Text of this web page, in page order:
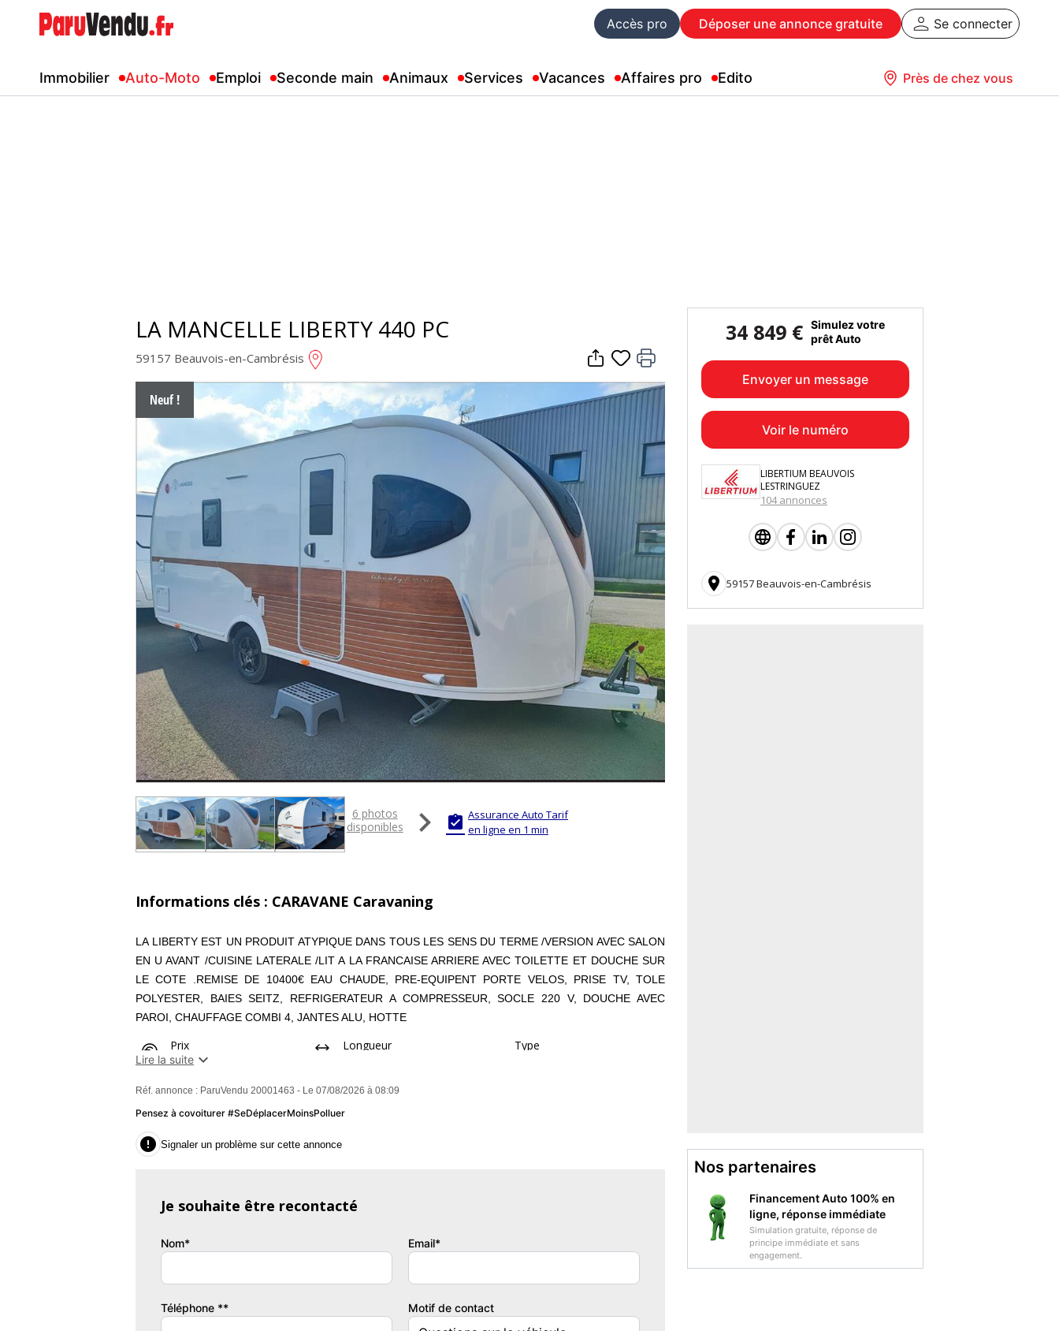
Accès pro Déposer une annonce gratuite Se connecter
Immobilier Auto-Moto Emploi Seconde main Animaux Services Vacances Affaires pro Edito Près de chez vous
LA MANCELLE LIBERTY 440 PC
59157 Beauvois-en-Cambrésis
Neuf !
6 photos
disponibles
  Assurance Auto Tarif
en ligne en 1 min
Informations clés : CARAVANE Caravaning
LA LIBERTY EST UN PRODUIT ATYPIQUE DANS TOUS LES SENS DU TERME /VERSION AVEC SALON
EN U AVANT /CUISINE LATERALE /LIT A LA FRANCAISE ARRIERE AVEC TOILETTE ET DOUCHE SUR
LE COTE .REMISE DE 10400€ EAU CHAUDE, PRE-EQUIPENT PORTE VELOS, PRISE TV, TOLE
POLYESTER, BAIES SEITZ, REFRIGERATEUR A COMPRESSEUR, SOCLE 220 V, DOUCHE AVEC
PAROI, CHAUFFAGE COMBI 4, JANTES ALU, HOTTE
Prix
34 849 €
Longueur Type
Lire la suite 
Réf. annonce : ParuVendu 20001463 - Le 07/08/2026 à 08:09
Pensez à covoiturer #SeDéplacerMoinsPolluer
 Signaler un problème sur cette annonce
Je souhaite être recontacté
Nom* Email*
Téléphone ** Motif de contact
34 849 € Simulez votre
prêt Auto
Envoyer un message
Voir le numéro
LIBERTIUM BEAUVOIS
LESTRINGUEZ
104 annonces
 59157 Beauvois-en-Cambrésis
Nos partenaires
Financement Auto 100% en
ligne, réponse immédiate
Simulation gratuite, réponse de
principe immédiate et sans
engagement.